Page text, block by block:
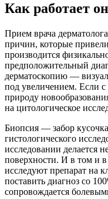
Как работает
Прием врача
причин, которые
производится
предположительный
дерматоскопию —
под увеличением. Если
природу
на цитологическое
Биопсия — забор
гистологического
исследовании делается
поверхности. И в том и
исследуют препарат на
поставить диагноз со
сопровождается